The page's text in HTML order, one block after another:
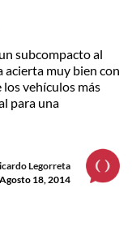
subcompacto al
acierta muy bien con
vehículos más
para una
Legorreta
Agosto 18, 2014